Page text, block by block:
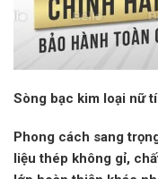
Sòng bạc kim loại nữ
Phong cách sang
liệu thép không gỉ,